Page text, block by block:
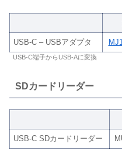
USB-C – USBアダプタ
USB-C端子からUSB-Aに変換
SDカードリーダー
USB-C SDカードリーダー